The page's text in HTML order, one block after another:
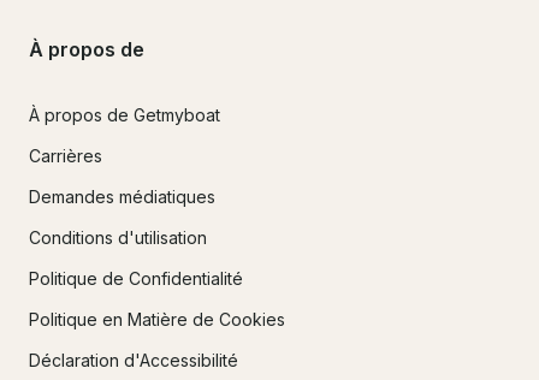
À propos de
À propos de Getmyboat
Carrières
Demandes médiatiques
Conditions d'utilisation
Politique de Confidentialité
Politique en Matière de Cookies
Déclaration d'Accessibilité